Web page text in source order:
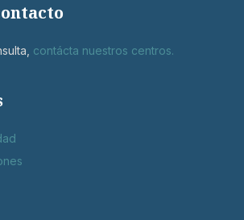
contácta nuestros centros.